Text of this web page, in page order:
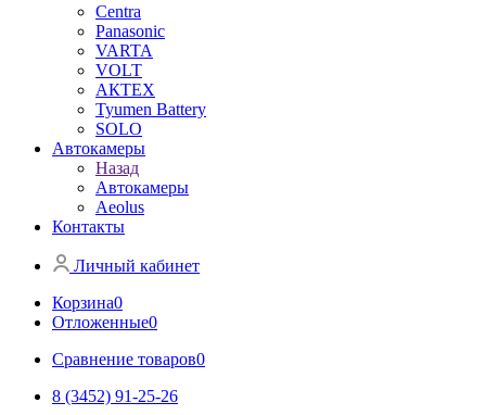
Centra
Panasonic
VARTA
VOLT
АКТЕХ
Tyumen Battery
SOLO
Автокамеры
Назад
Автокамеры
Aeolus
Контакты
Личный кабинет
Корзина0
Отложенные0
Сравнение товаров0
8 (3452) 91-25-26